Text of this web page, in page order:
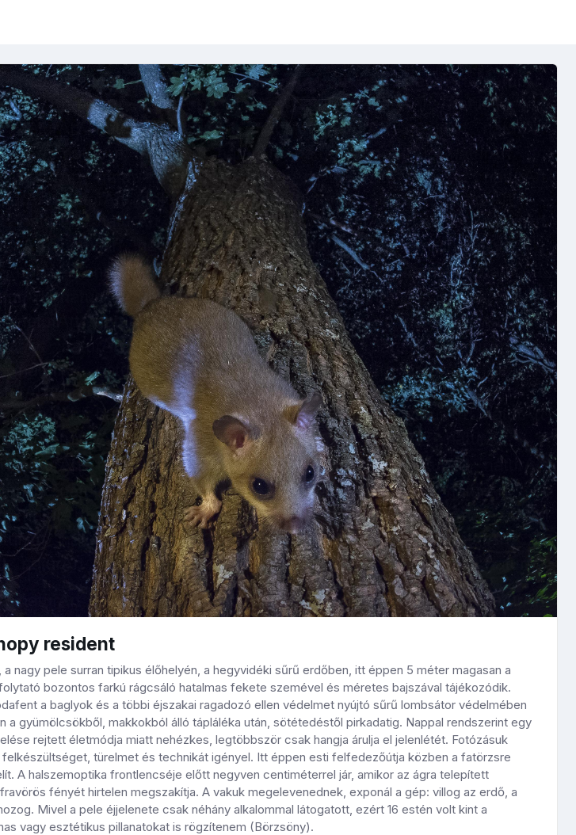
resident
nagy pele surran tipikus élőhelyén, a hegyvidéki sűrű erdőben, itt éppen 5 méter magasan a
bozontos farkú rágcsáló hatalmas fekete szemével és méretes bajszával tájékozódik.
a baglyok és a többi éjszakai ragadozó ellen védelmet nyújtó sűrű lombsátor védelmében
a gyümölcsökből, makkokból álló tápláléka után, sötétedéstől pirkadatig. Nappal rendszerint egy
rejtett életmódja miatt nehézkes, legtöbbször csak hangja árulja el jelenlétét. Fotózásuk
türelmet és technikát igényel. Itt éppen esti felfedezőútja közben a fatörzsre
A halszemoptika frontlencséje előtt negyven centiméterrel jár, amikor az ágra telepített
fényét hirtelen megszakítja. A vakuk megelevenednek, exponál a gép: villog az erdő, a
Mivel a pele éjjelenete csak néhány alkalommal látogatott, ezért 16 estén volt kint a
vagy esztétikus pillanatokat is rögzítenem (Börzsöny).